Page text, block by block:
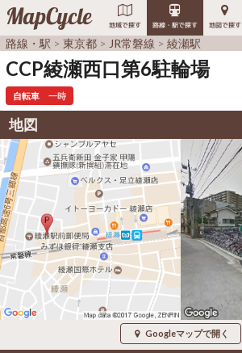
MapCycle 地域で探す 路線・駅で探す 地図で探す
路線・駅 東京都 JR常磐線 綾瀬駅
CCP綾瀬西口第6駐輪場
自転車 一時
地図
Googleマップで開く